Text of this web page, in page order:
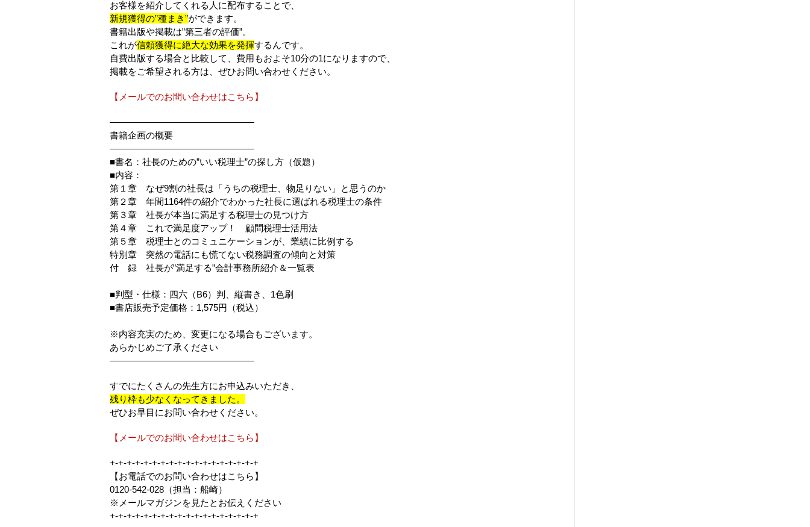
お客様を紹介してくれる人に配布することで、
新規獲得の”種まき”ができます。
書籍出版や掲載は”第三者の評価”。
これが信頼獲得に絶大な効果を発揮するんです。
自費出版する場合と比較して、費用もおよそ10分の1になりますので、
掲載をご希望される方は、ぜひお問い合わせください。
【メールでのお問い合わせはこちら】
————————————————
書籍企画の概要
————————————————
■書名：社長のための”いい税理士”の探し方（仮題）
■内容：
第１章 なぜ9割の社長は「うちの税理士、物足りない」と思うのか
第２章 年間1164件の紹介でわかった社長に選ばれる税理士の条件
第３章 社長が本当に満足する税理士の見つけ方
第４章 これで満足度アップ！ 顧問税理士活用法
第５章 税理士とのコミュニケーションが、業績に比例する
特別章 突然の電話にも慌てない税務調査の傾向と対策
付 録 社長が”満足する”会計事務所紹介＆一覧表
■判型・仕様：四六（B6）判、縦書き、1色刷
■書店販売予定価格：1,575円（税込）
※内容充実のため、変更になる場合もございます。
あらかじめご了承ください
————————————————
すでにたくさんの先生方にお申込みいただき、
残り枠も少なくなってきました。
ぜひお早目にお問い合わせください。
【メールでのお問い合わせはこちら】
+-+-+-+-+-+-+-+-+-+-+-+-+-+-+-+-+-+
【お電話でのお問い合わせはこちら】
0120-542-028（担当：船崎）
※メールマガジンを見たとお伝えください
+-+-+-+-+-+-+-+-+-+-+-+-+-+-+-+-+-+